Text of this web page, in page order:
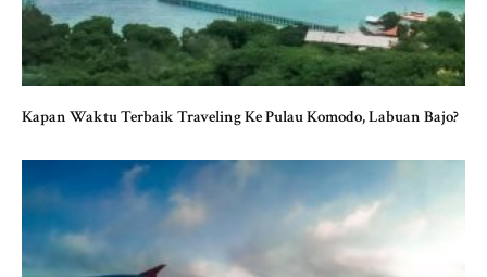
Kapan Waktu Terbaik Traveling Ke Pulau Komodo, Labuan Bajo?